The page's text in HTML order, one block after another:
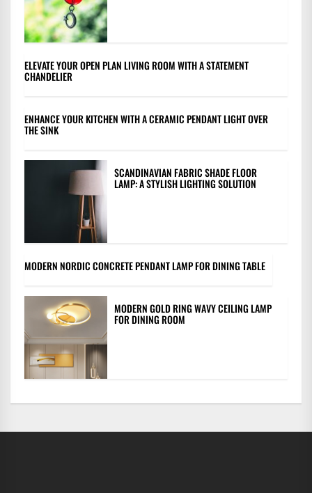
ELEVATE YOUR OPEN PLAN LIVING ROOM WITH A STATEMENT
CHANDELIER
ENHANCE YOUR KITCHEN WITH A CERAMIC PENDANT LIGHT OVER
THE SINK
SCANDINAVIAN FABRIC SHADE FLOOR
LAMP: A STYLISH LIGHTING SOLUTION
MODERN NORDIC CONCRETE PENDANT LAMP FOR DINING TABLE
MODERN GOLD RING WAVY CEILING LAMP
FOR DINING ROOM